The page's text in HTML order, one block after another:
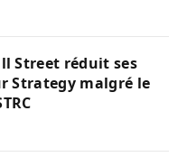
Street réduit ses
Strategy malgré le